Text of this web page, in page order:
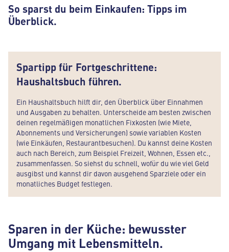
So sparst du beim Einkaufen: Tipps im
Überblick.
Spartipp für Fortgeschrittene:
Haushaltsbuch führen.
Ein Haushaltsbuch hilft dir, den Überblick über Einnahmen
und Ausgaben zu behalten. Unterscheide am besten zwischen
deinen regelmäßigen monatlichen Fixkosten (wie Miete,
Abonnements und Versicherungen) sowie variablen Kosten
(wie Einkäufen, Restaurantbesuchen). Du kannst deine Kosten
auch nach Bereich, zum Beispiel Freizeit, Wohnen, Essen etc.,
zusammenfassen. So siehst du schnell, wofür du wie viel Geld
ausgibst und kannst dir davon ausgehend Sparziele oder ein
monatliches Budget festlegen.
Sparen in der Küche: bewusster
Umgang mit Lebensmitteln.